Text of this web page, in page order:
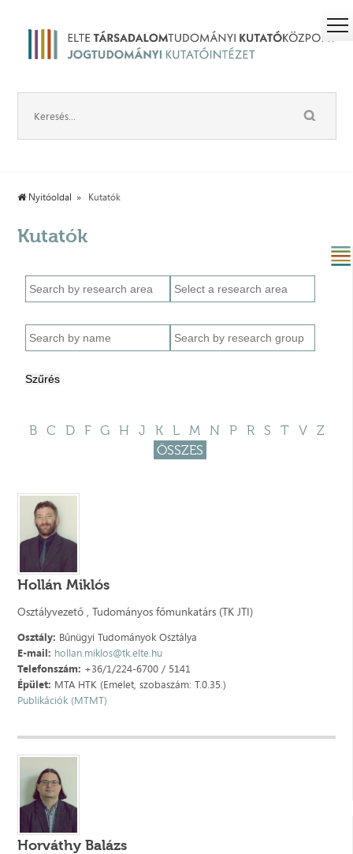
Nyitóoldal Kutatók
Kutatók
B C D F G H J K L M N P R S T V
Z
ÖSSZES
Hollán Miklós
Osztályvezető , Tudományos főmunkatárs (TK JTI)
Osztály: Bűnügyi Tudományok Osztálya
E-mail: hollan.miklos@tk.elte.hu
Telefonszám: +36/1/224-6700 / 5141
Épület: MTA HTK (Emelet, szobaszám: T.0.35.)
Publikációk (MTMT)
Horváthy Balázs